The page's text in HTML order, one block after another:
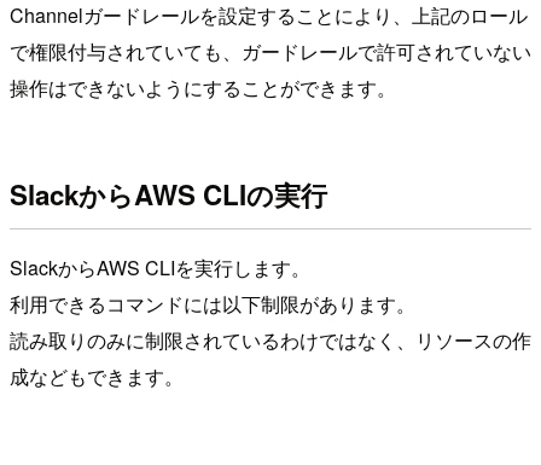
Channelガードレールを設定することにより、上記のロール
で権限付与されていても、ガードレールで許可されていない
操作はできないようにすることができます。
SlackからAWS CLIの実行
SlackからAWS CLIを実行します。
利用できるコマンドには以下制限があります。
読み取りのみに制限されているわけではなく、リソースの作
成などもできます。